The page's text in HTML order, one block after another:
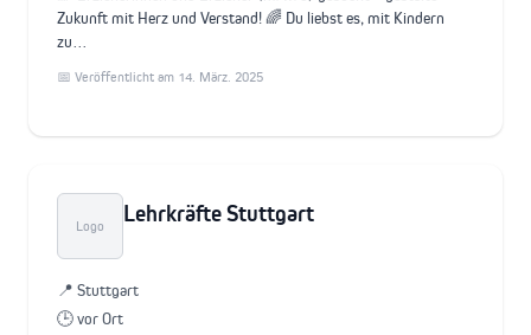
Zukunft mit Herz und Verstand! 🌈 Du liebst es, mit Kindern
zu…
📅 Veröffentlicht am 14. März. 2025
Logo Lehrkräfte Stuttgart
📍 Stuttgart
🕒 vor Ort